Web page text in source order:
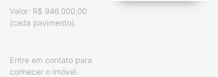
Valor: R$ 946.000,00
(cada pavimento).
Entre em contato para
conhecer o imóvel.